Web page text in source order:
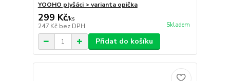
YOOHO plyšáci > varianta opička
299 Kč/ks
247 Kč bez DPH Skladem
Přidat do košíku